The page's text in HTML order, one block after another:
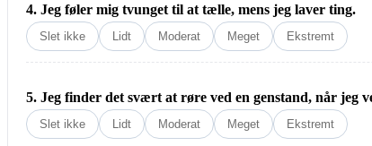
4. Jeg føler mig tvunget til at tælle, mens jeg laver ting.
Slet ikke Lidt Moderat Meget Ekstremt
5. Jeg finder det svært at røre ved en genstand, når jeg
Slet ikke Lidt Moderat Meget Ekstremt